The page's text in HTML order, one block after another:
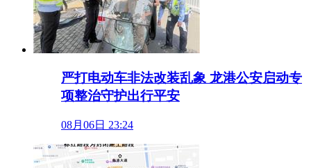
严打电动车非法改装乱象 龙港公安启动专
项整治守护出行平安
08月06日 23:24